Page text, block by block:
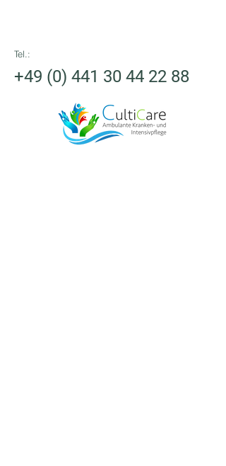
Tel.:
+49 (0) 441 30 44 22 88